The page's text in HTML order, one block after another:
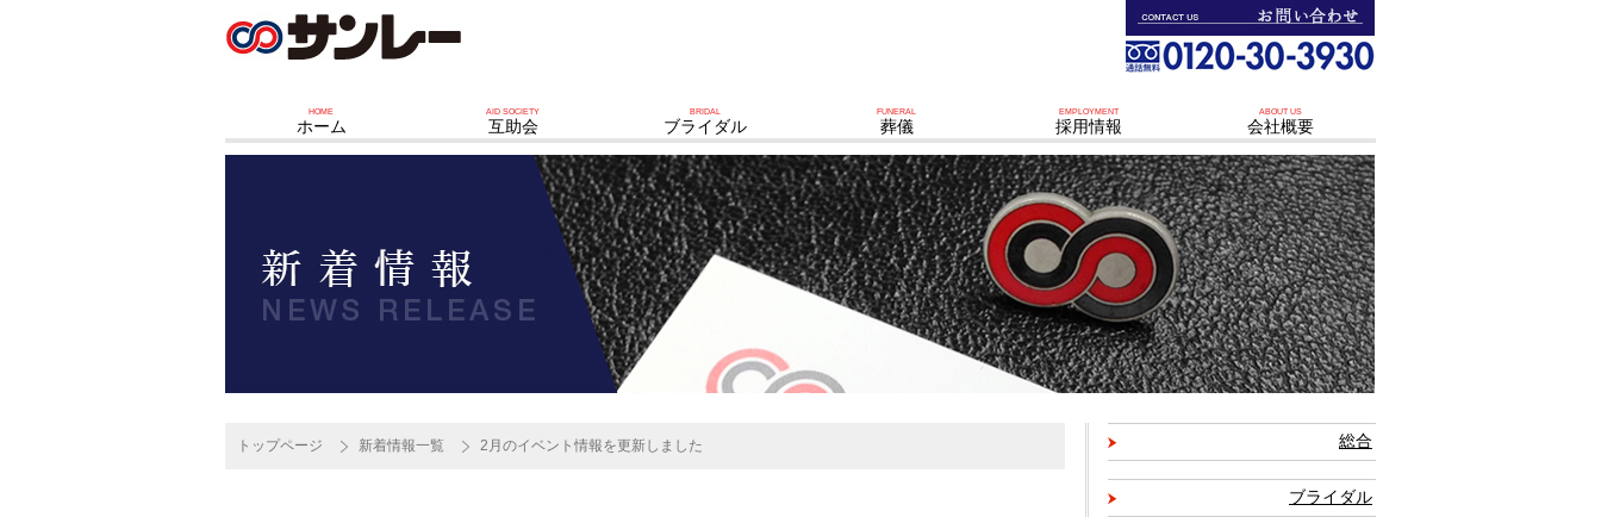
HOME
ホーム
AID SOCIETY
互助会
BRIDAL
ブライダル
FUNERAL
葬儀
EMPLOYMENT
採用情報
ABOUT US
会社概要
トップページ 新着情報一覧 2月のイベント情報を更新しました 総合
ブライダル